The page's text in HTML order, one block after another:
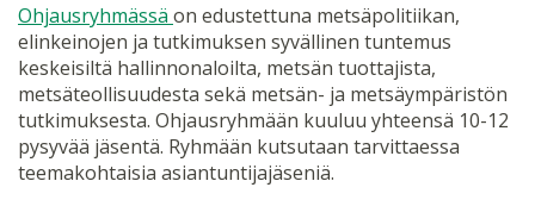
Ohjausryhmässä on edustettuna metsäpolitiikan,
elinkeinojen ja tutkimuksen syvällinen tuntemus
keskeisiltä hallinnonaloilta, metsän tuottajista,
metsäteollisuudesta sekä metsän- ja metsäympäristön
tutkimuksesta. Ohjausryhmään kuuluu yhteensä 10-12
pysyvää jäsentä. Ryhmään kutsutaan tarvittaessa
teemakohtaisia asiantuntijajäseniä.